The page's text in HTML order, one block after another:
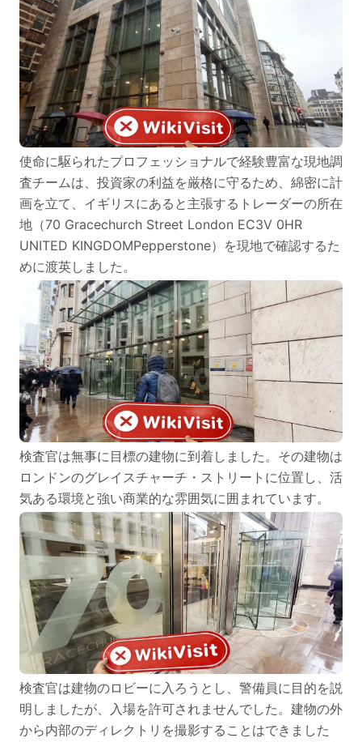
使命に駆られたプロフェッショナルで経験豊富な現地調
査チームは、投資家の利益を厳格に守るため、綿密に計
画を立て、イギリスにあると主張するトレーダーの所在
地（70 Gracechurch Street London EC3V 0HR
UNITED KINGDOMPepperstone）を現地で確認するた
めに渡英しました。
検査官は無事に目標の建物に到着しました。その建物は
ロンドンのグレイスチャーチ・ストリートに位置し、活
気ある環境と強い商業的な雰囲気に囲まれています。
検査官は建物のロビーに入ろうとし、警備員に目的を説
明しましたが、入場を許可されませんでした。建物の外
から内部のディレクトリを撮影することはできました